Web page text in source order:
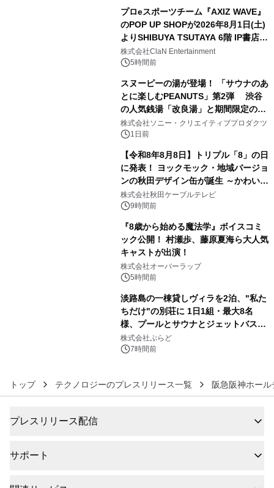
プロeスポーツチーム『AXIZ WAVE』
のPOP UP SHOPが2026年8月1日(土)
よりSHIBUYA TSUTAYA 6階 IP書店で
開催決定！！
株式会社ClaN Entertainment
5時間前
スヌーピーの湯が登場！ 「サウナのあ
とに楽しむPEANUTS」第2弾 渋谷
の人気銭湯「改良湯」と期間限定のコ
ラボレーション サウナイキタイコラ
ボグッズも発売決定！
株式会社ソニー・クリエイティブプロダクツ
1日前
【令和8年8月8日】トリプル「8」の日
に発表！ ヨックモック・地域バージョ
ンの秋田デザイン缶が誕生 ～かわいい
秋田犬の子犬と秋田の四季と名所を巡
るパッケージ～ 9月1日(火)秋田県内で
株式会社秋田ケーブルテレビ
9時間前
『8歳から始める魔法学』ボイスコミ
ック公開！ 村瀬歩、藤原夏海ら大人気
キャストが出演！
株式会社オーバーラップ
5時間前
淡路島の一棟貸しヴィラを2泊、"私た
ちだけ"の別荘に 1日1組・最大8名
様、プールとサウナとジェットバス付
きで Villa Mon Temps AWAJIの連泊
素泊りプラン
株式会社ぷらど
7時間前
トップ テクノロジーのプレスリリース一覧 阪急阪神ホー
プレスリリース配信
サポート